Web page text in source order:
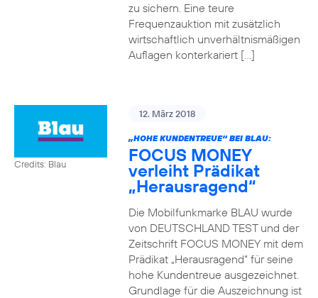
zu sichern. Eine teure
Frequenzauktion mit zusätzlich
wirtschaftlich unverhältnismäßigen
Auflagen konterkariert […]
Credits: Blau
12. März 2018
„HOHE KUNDENTREUE“ BEI BLAU:
FOCUS MONEY
verleiht Prädikat
„Herausragend“
Die Mobilfunkmarke BLAU wurde
von DEUTSCHLAND TEST und der
Zeitschrift FOCUS MONEY mit dem
Prädikat „Herausragend“ für seine
hohe Kundentreue ausgezeichnet.
Grundlage für die Auszeichnung ist